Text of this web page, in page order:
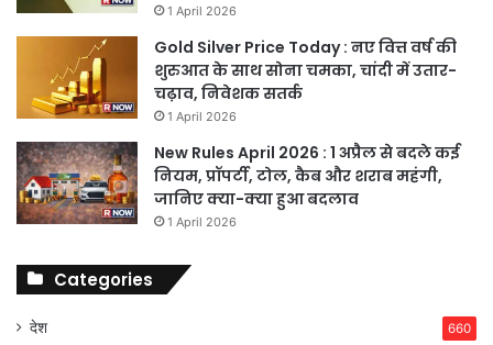
1 April 2026
Gold Silver Price Today : नए वित्त वर्ष की
शुरुआत के साथ सोना चमका, चांदी में उतार-
चढ़ाव, निवेशक सतर्क
1 April 2026
New Rules April 2026 : 1 अप्रैल से बदले कई
नियम, प्रॉपर्टी, टोल, कैब और शराब महंगी,
जानिए क्या-क्या हुआ बदलाव
1 April 2026
Categories
देश 660